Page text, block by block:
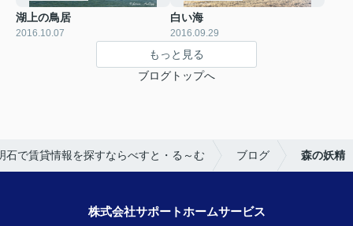
湖上の鳥居
2016.10.07
白い海
2016.09.29
もっと見る
ブログトップへ
石で賃貸情報を探すならべすと・る～む ブログ 森の妖精
株式会社サポートホームサービス